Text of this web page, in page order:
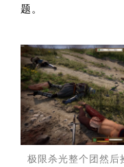
题。
极限杀光整个团然后